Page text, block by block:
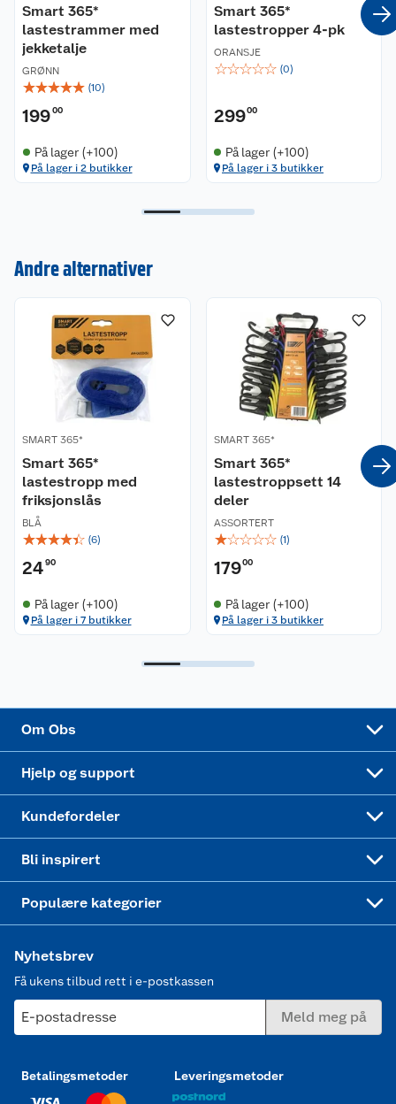
Smart 365*
lastestrammer med
jekketalje
GRØNN
☆☆☆☆☆ (10)
19900
På lager (+100)
På lager i 2 butikker
Smart 365*
lastestropper 4-pk
ORANSJE
☆☆☆☆☆ (0)
29900
På lager (+100)
På lager i 3 butikker
Andre alternativer
SMART 365*
Smart 365*
lastestropp med
friksjonslås
BLÅ
☆☆☆☆☆ (6)
2490
På lager (+100)
På lager i 7 butikker
SMART 365*
Smart 365*
lastestroppsett 14
deler
ASSORTERT
☆☆☆☆☆ (1)
17900
På lager (+100)
På lager i 3 butikker
Om Obs
Nyheter
Våre butikker
Våre merkevarer
Coop kjeder
Ledige stillinger
Bærekraft
Samvirkelag
Hjelp og support
Angre- og returrett
Reklamasjon og garanti
Ofte stilte spørsmål
Betalingsalternativer
Leveringsalternativer
Pakkesporing
Kjøpsvilkår
Kundefordeler
Åpent kjøp
Coop medlem
Klikk og hent
Bli inspirert
Festdrakter til hele familien
Populære kategorier
Hagemøbler og utemøbler
Nyhetsbrev
Få ukens tilbud rett i e-postkassen
E-postadresse Meld meg på
Betalingsmetoder Leveringsmetoder